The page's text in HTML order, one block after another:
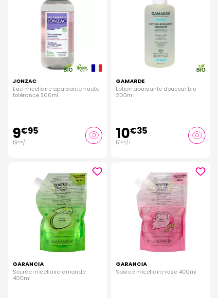
JONZAC
Eau micellaire apaisante haute
tolérance 500ml
9€95
19€90/l.
GAMARDE
Lotion apaisante douceur bio
200ml
10€35
51€75/l.
GARANCIA
Source micellaire amande
400ml
GARANCIA
Source micellaire rose 400ml